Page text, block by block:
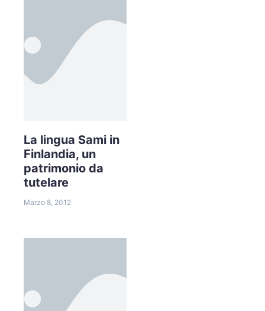
La lingua Sami in
Finlandia, un
patrimonio da
tutelare
Marzo 8, 2012